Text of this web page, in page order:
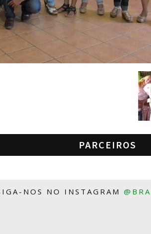
PARCEIROS
NOS NO INSTAGRAM